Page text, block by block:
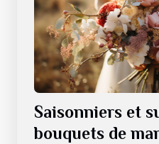
Saisonniers et
bouquets de